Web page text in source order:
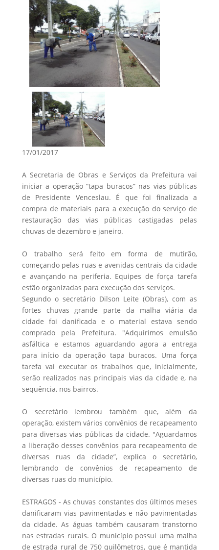
17/01/2017
A Secretaria de Obras e Serviços da Prefeitura vai
iniciar a operação “tapa buracos” nas vias públicas
de Presidente Venceslau. É que foi finalizada a
compra de materiais para a execução do serviço de
restauração das vias públicas castigadas pelas
chuvas de dezembro e janeiro.
O trabalho será feito em forma de mutirão,
começando pelas ruas e avenidas centrais da cidade
e avançando na periferia. Equipes de força tarefa
estão organizadas para execução dos serviços.
Segundo o secretário Dilson Leite (Obras), com as
fortes chuvas grande parte da malha viária da
cidade foi danificada e o material estava sendo
comprado pela Prefeitura. "Adquirimos emulsão
asfáltica e estamos aguardando agora a entrega
para início da operação tapa buracos. Uma força
tarefa vai executar os trabalhos que, inicialmente,
serão realizados nas principais vias da cidade e, na
sequência, nos bairros.
O secretário lembrou também que, além da
operação, existem vários convênios de recapeamento
para diversas vias públicas da cidade. "Aguardamos
a liberação desses convênios para recapeamento de
diversas ruas da cidade”, explica o secretário,
lembrando de convênios de recapeamento de
diversas ruas do município.
ESTRAGOS - As chuvas constantes dos últimos meses
danificaram vias pavimentadas e não pavimentadas
da cidade. As águas também causaram transtorno
nas estradas rurais. O município possui uma malha
de estrada rural de 750 quilômetros, que é mantida